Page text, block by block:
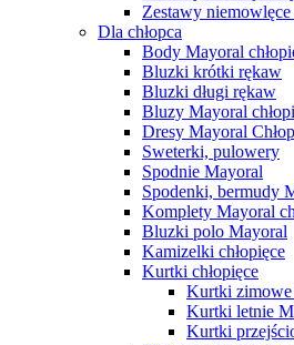
Zestawy
Dla chłopca
Body Mayoral
Bluzki krótki rękaw
Bluzki długi rękaw
Bluzy Mayoral
Dresy Mayoral
Sweterki, pulowery
Spodnie Mayoral
Spodenki, bermudy
Komplety Mayoral
Bluzki polo Mayoral
Kamizelki chłopięce
Kurtki chłopięce
Kurtki
Kurtki letnie
Kurtki